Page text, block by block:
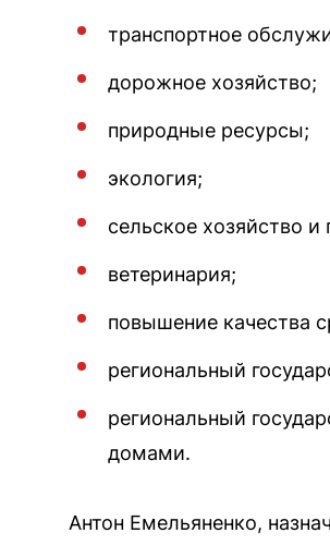
транспортное
дорожное хозяйство;
природные ресурсы;
экология;
сельское хозяйство
ветеринария;
повышение качества
региональный
региональный
домами.
Антон Емельяненко,